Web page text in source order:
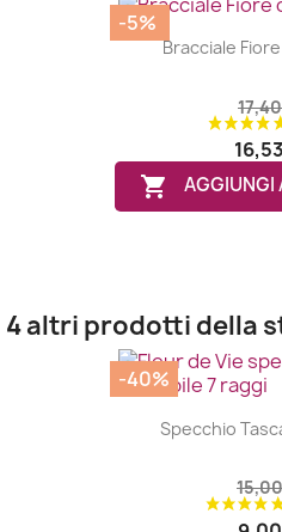
Bracciale
 AGGIUNGI
-5%
4 altri prodotti della
Specchio
-40%